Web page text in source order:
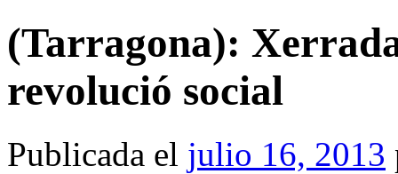
(Tarragona):
revolució social
Publicada el julio 16, 2013